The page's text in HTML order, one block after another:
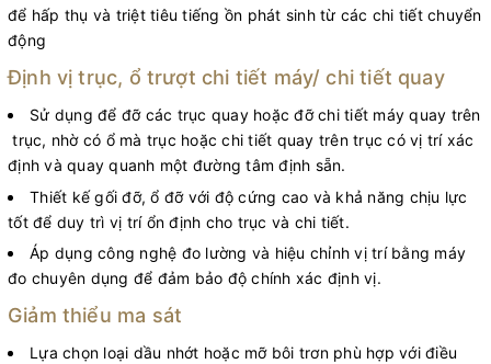
để hấp thụ và triệt tiêu tiếng ồn phát sinh từ các chi tiết chuyển
động
Định vị trục, ổ trượt chi tiết máy/ chi tiết quay
Sử dụng để đỡ các trục quay hoặc đỡ chi tiết máy quay trên
trục, nhờ có ổ mà trục hoặc chi tiết quay trên trục có vị trí xác
định và quay quanh một đường tâm định sẵn.
Thiết kế gối đỡ, ổ đỡ với độ cứng cao và khả năng chịu lực
tốt để duy trì vị trí ổn định cho trục và chi tiết.
Áp dụng công nghệ đo lường và hiệu chỉnh vị trí bằng máy
đo chuyên dụng để đảm bảo độ chính xác định vị.
Giảm thiểu ma sát
Lựa chọn loại dầu nhớt hoặc mỡ bôi trơn phù hợp với điều